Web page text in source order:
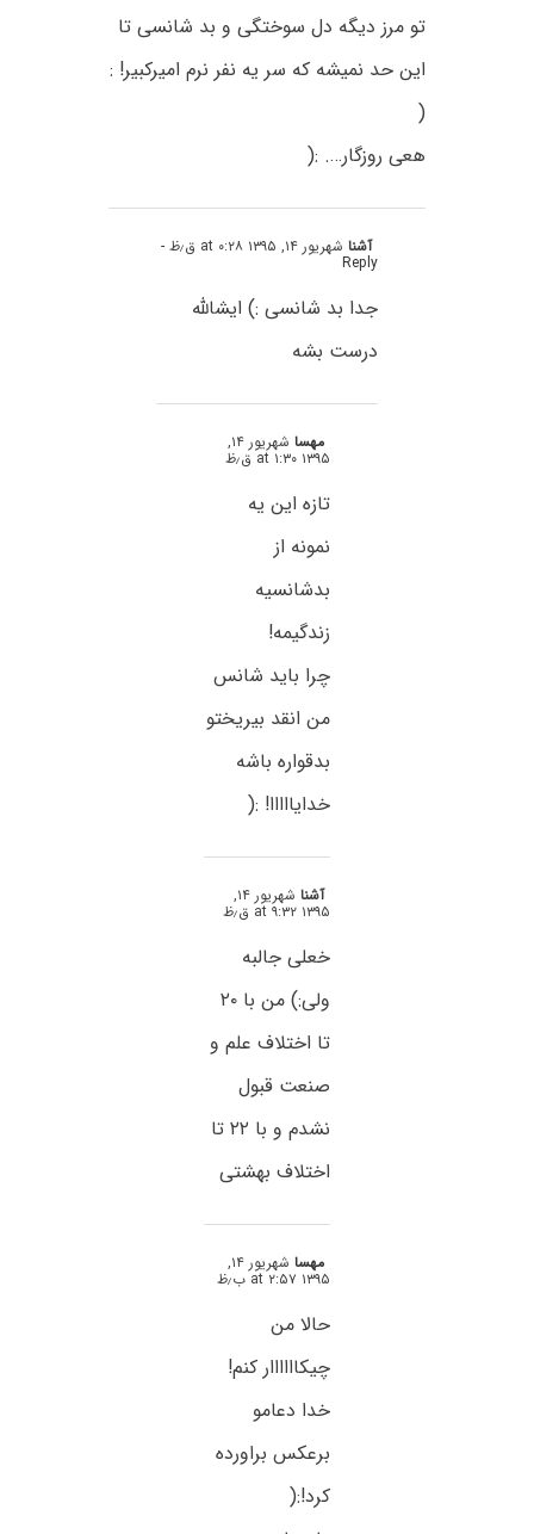
تو مرز دیگه دل سوختگی و بد شانسی تا
این حد نمیشه که سر یه نفر نرم امیرکبیر! :
(
هعی روزگار…. :(
آشناشهریور ۱۴, ۱۳۹۵ at ۰:۲۸ ق٫ظ -
Reply
جدا بد شانسی :) ایشالله
درست بشه
مهسا شهریور ۱۴,
۱۳۹۵ at ۱:۳۰ ق٫ظ
تازه این یه
نمونه از
بدشانسیه
زندگیمه!
چرا باید شانس
من انقد بیریختو
بدقواره باشه
خدایااااا! :(
آشنا شهریور ۱۴,
۱۳۹۵ at ۹:۳۲ ق٫ظ
خعلی جالبه
ولی:) من با ۲۰
تا اختلاف علم و
صنعت قبول
نشدم و با ۲۲ تا
اختلاف بهشتی
مهسا شهریور ۱۴,
۱۳۹۵ at ۲:۵۷ ب٫ظ
حالا من
چیکاااااار کنم!
خدا دعامو
برعکس براورده
کرد!:(